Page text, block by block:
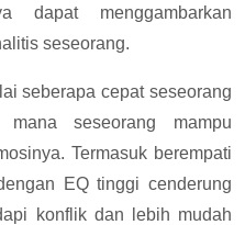
dapat menggambarkan
seseorang.
seberapa cepat seseorang
seseorang mampu
Termasuk berempati
EQ tinggi cenderung
konflik dan lebih mudah